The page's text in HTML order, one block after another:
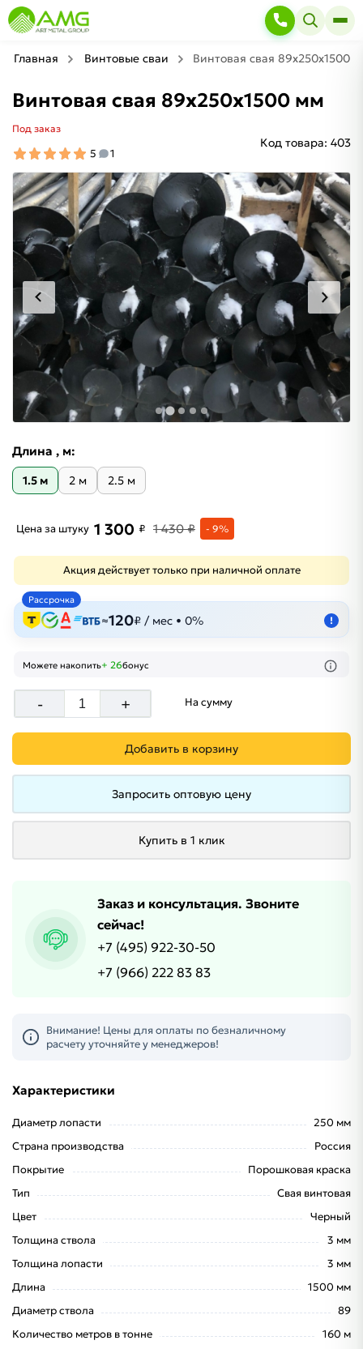
Главная Винтовые сваи Винтовая свая 89х250х1500
Винтовая свая 89х250х1500 мм
Под заказ
5 1
Код товара: 403
Длина , м:
1.5 м 2 м 2.5 м
Цена за штуку 1 300 ₽ 1 430 ₽ - 9%
Акция действует только при наличной оплате
Рассрочка
≈120₽ / мес • 0% !
Можете накопить+ 26бонус
- + На сумму
Добавить в корзину
Запросить оптовую цену
Купить в 1 клик
Заказ и консультация. Звоните
сейчас!
+7 (495) 922-30-50
+7 (966) 222 83 83
Внимание! Цены для оплаты по безналичному
расчету уточняйте у менеджеров!
Характеристики
Диаметр лопасти
250 мм
Страна производства
Россия
Покрытие
Порошковая краска
Тип
Свая винтовая
Цвет
Черный
Толщина ствола
3 мм
Толщина лопасти
3 мм
Длина
1500 мм
Диаметр ствола
89
Количество метров в тонне
160 м